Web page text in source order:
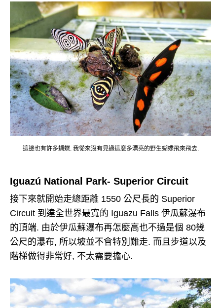
這邊也有許多蝴蝶. 我從來沒有見過這麼多漂亮的野生蝴蝶飛來飛去.
Iguazú National Park- Superior Circuit
接下來就開始走總距離 1550 公尺長的 Superior
Circuit 到達全世界最寬的 Iguazu Falls 伊瓜蘇瀑布
的頂端. 由於伊瓜蘇瀑布再怎麼高也不過是個 80幾
公尺的瀑布, 所以坡並不會特別難走. 而且步道以及
階梯做得非常好, 不太需要擔心.